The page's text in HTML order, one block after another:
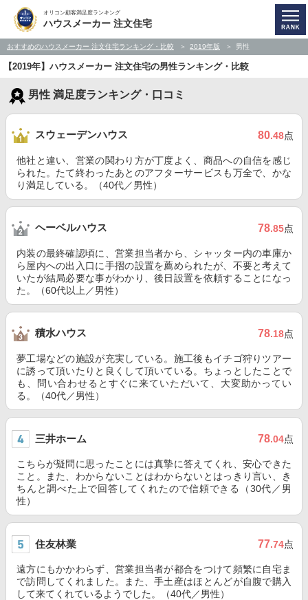
オリコン顧客満足度ランキング
ハウスメーカー 注文住宅
おすすめのハウスメーカー 注文住宅ランキング・比較 2019年版 男性
【2019年】ハウスメーカー 注文住宅の男性ランキング・比較
男性 満足度ランキング・口コミ
スウェーデンハウス 80.48点
他社と違い、営業の関わり方が丁度よく、商品への自信を感じ
られた。たて終わったあとのアフターサービスも万全で、かな
り満足している。（40代／男性）
ヘーベルハウス 78.85点
内装の最終確認頃に、営業担当者から、シャッター内の車庫か
ら屋内への出入口に手摺の設置を薦められたが、不要と考えて
いたが結局必要な事がわかり、後日設置を依頼することになっ
た。（60代以上／男性）
積水ハウス 78.18点
夢工場などの施設が充実している。施工後もイチゴ狩りツアー
に誘って頂いたりと良くして頂いている。ちょっとしたことで
も、問い合わせるとすぐに来ていただいて、大変助かってい
る。（40代／男性）
三井ホーム 78.04点
こちらが疑問に思ったことには真摯に答えてくれ、安心できた
こと。また、わからないことはわからないとはっきり言い、き
ちんと調べた上で回答してくれたので信頼できる（30代／男
性）
住友林業 77.74点
遠方にもかかわらず、営業担当者が都合をつけて頻繁に自宅ま
で訪問してくれました。また、手土産はほとんどが自腹で購入
して来てくれているようでした。（40代／男性）